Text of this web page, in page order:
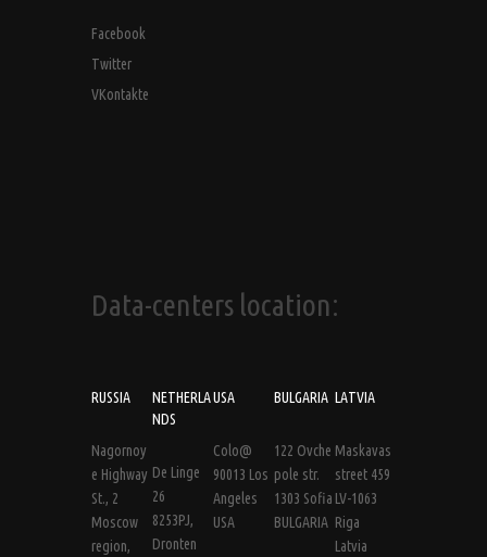
Facebook
Twitter
VKontakte
Data-centers location:
RUSSIA
Nagornoy
e Highway
St., 2
Moscow
region,
NETHERLA
NDS
De Linge
26
8253PJ,
Dronten
USA
Colo@
90013 Los
Angeles
USA
BULGARIA
122 Ovche
pole str.
1303 Sofia
BULGARIA
LATVIA
Maskavas
street 459
LV-1063
Riga
Latvia